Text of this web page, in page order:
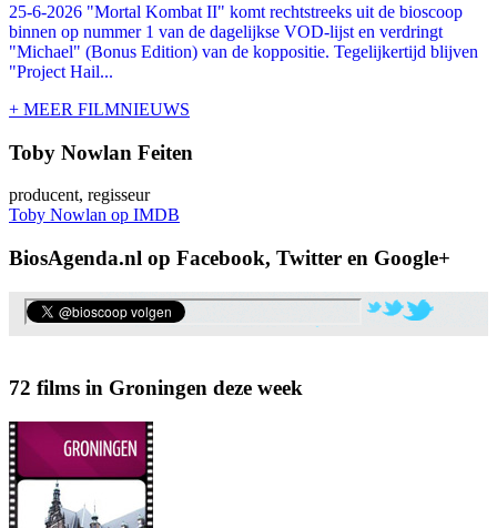
25-6-2026 "Mortal Kombat II" komt rechtstreeks uit de bioscoop
binnen op nummer 1 van de dagelijkse VOD-lijst en verdringt
"Michael" (Bonus Edition) van de koppositie. Tegelijkertijd blijven
"Project Hail...
+ MEER FILMNIEUWS
Toby Nowlan Feiten
producent, regisseur
Toby Nowlan op IMDB
BiosAgenda.nl op Facebook, Twitter en Google+
72 films in Groningen deze week